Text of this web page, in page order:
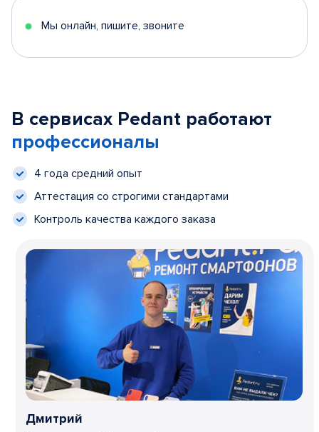
Мы онлайн, пишите, звоните
В сервисах Pedant работают
профессионалы
4 года средний опыт
Аттестация со строгими стандартами
Контроль качества каждого заказа
Дмитрий